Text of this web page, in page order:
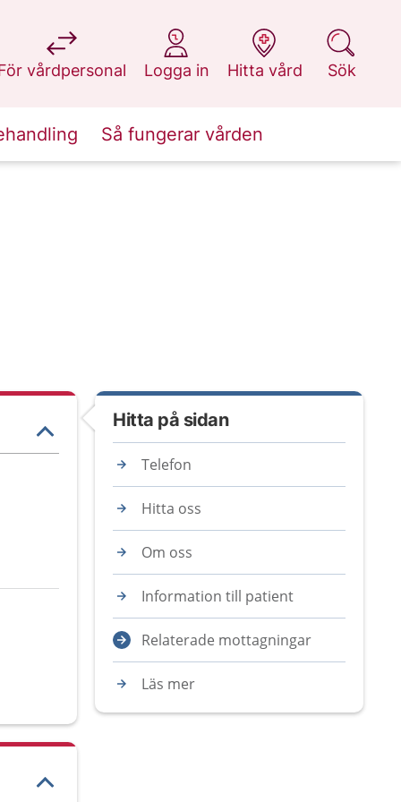
vårdpersonal
på 1177.se
Logga in
på 1177.se
Hitta vård
på 1177.se
Sök
på 1177.se
Så fungerar vården
Hitta på sidan
Telefon
Hitta oss
Om oss
Information till patient
Relaterade mottagningar
Läs mer